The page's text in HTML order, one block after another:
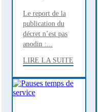
Le report de la
publication du
décret n’est pas
anodin :...
LIRE LA SUITE